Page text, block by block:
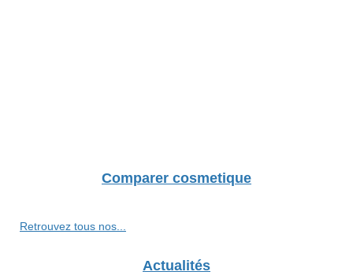
Comparer cosmetique
Retrouvez tous nos...
Actualités